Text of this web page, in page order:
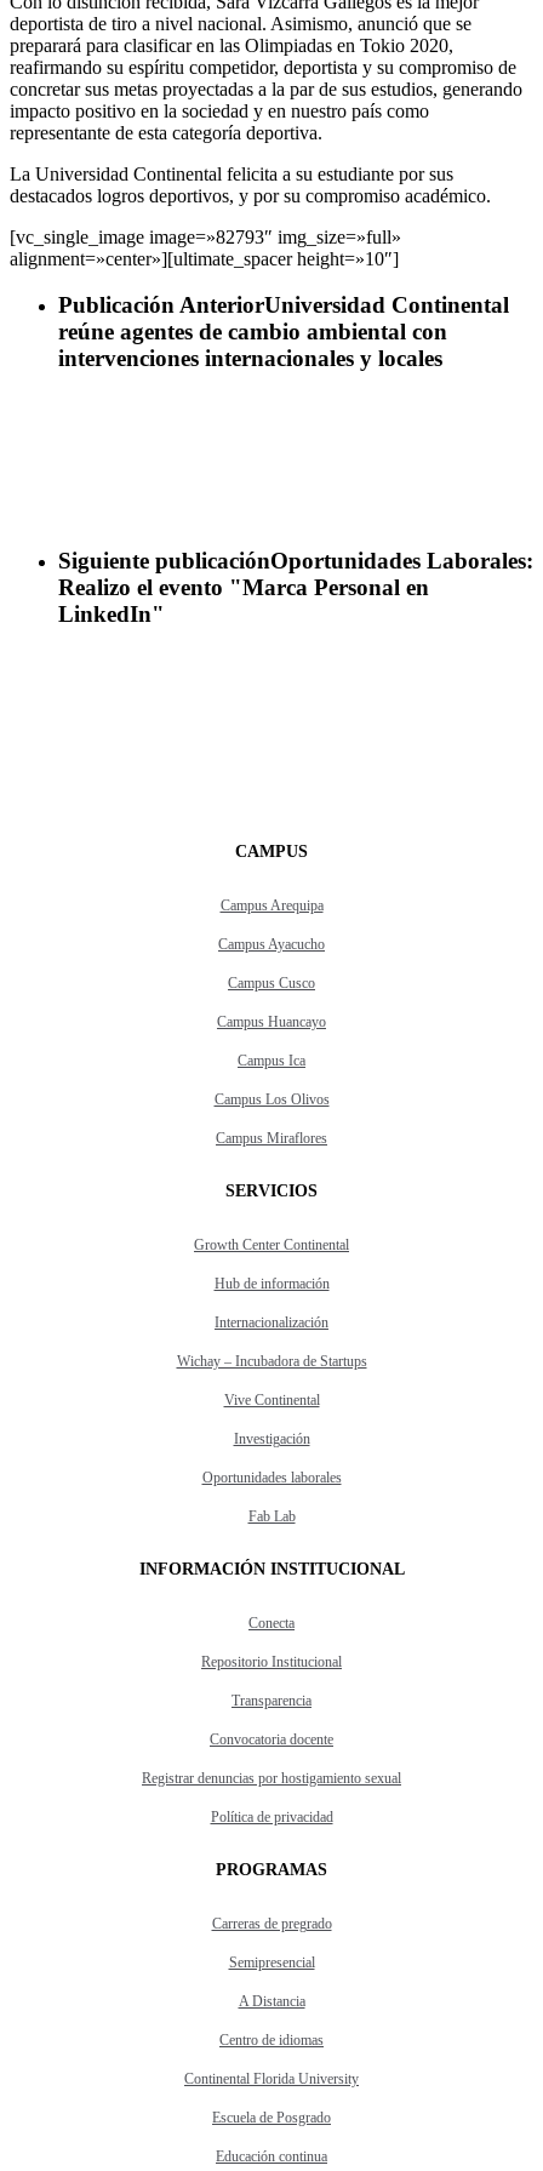
deportista de tiro a nivel nacional. Asimismo, anunció que se
preparará para clasificar en las Olimpiadas en Tokio 2020,
reafirmando su espíritu competidor, deportista y su compromiso de
concretar sus metas proyectadas a la par de sus estudios, generando
impacto positivo en la sociedad y en nuestro país como
representante de esta categoría deportiva.
La Universidad Continental felicita a su estudiante por sus
destacados logros deportivos, y por su compromiso académico.
[vc_single_image image=»82793″ img_size=»full»
alignment=»center»][ultimate_spacer height=»10″]
Publicación AnteriorUniversidad Continental
reúne agentes de cambio ambiental con
intervenciones internacionales y locales
Siguiente publicaciónOportunidades Laborales:
Realizo el evento "Marca Personal en
LinkedIn"
CAMPUS
Campus Arequipa
Campus Ayacucho
Campus Cusco
Campus Huancayo
Campus Ica
Campus Los Olivos
Campus Miraflores
SERVICIOS
Growth Center Continental
Hub de información
Internacionalización
Wichay – Incubadora de Startups
Vive Continental
Investigación
Oportunidades laborales
Fab Lab
INFORMACIÓN INSTITUCIONAL
Conecta
Repositorio Institucional
Transparencia
Convocatoria docente
Registrar denuncias por hostigamiento sexual
Política de privacidad
PROGRAMAS
Carreras de pregrado
Semipresencial
A Distancia
Centro de idiomas
Continental Florida University
Escuela de Posgrado
Educación continua